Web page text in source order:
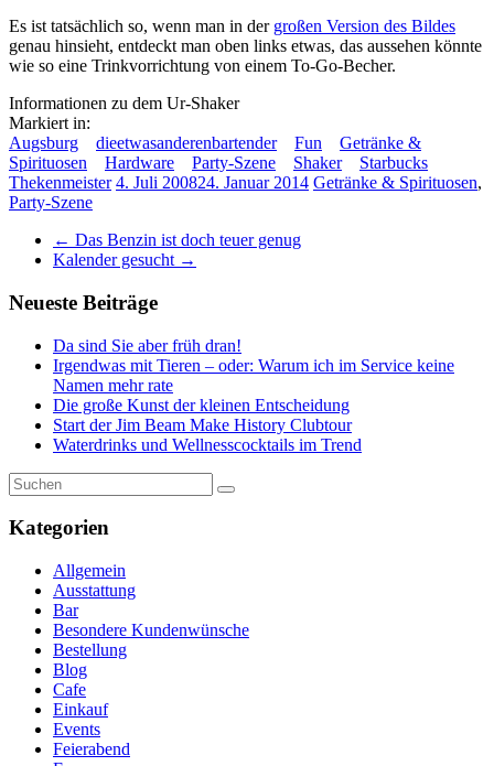
Es ist tatsächlich so, wenn man in der großen Version des Bildes
genau hinsieht, entdeckt man oben links etwas, das aussehen könnte
wie so eine Trinkvorrichtung von einem To-Go-Becher.
Informationen zu dem Ur-Shaker
Markiert in:
Augsburg
dieetwasanderenbartender Fun
Getränke &
Spirituosen
Hardware Party-Szene Shaker
Starbucks
Thekenmeister 4. Juli 200824. Januar 2014 Getränke & Spirituosen,
Party-Szene
← Das Benzin ist doch teuer genug
Kalender gesucht →
Neueste Beiträge
Da sind Sie aber früh dran!
Irgendwas mit Tieren – oder: Warum ich im Service keine
Namen mehr rate
Die große Kunst der kleinen Entscheidung
Start der Jim Beam Make History Clubtour
Waterdrinks und Wellnesscocktails im Trend
Kategorien
Allgemein
Ausstattung
Bar
Besondere Kundenwünsche
Bestellung
Blog
Cafe
Einkauf
Events
Feierabend